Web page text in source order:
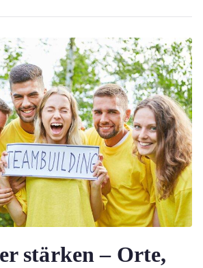
stärken – Orte,